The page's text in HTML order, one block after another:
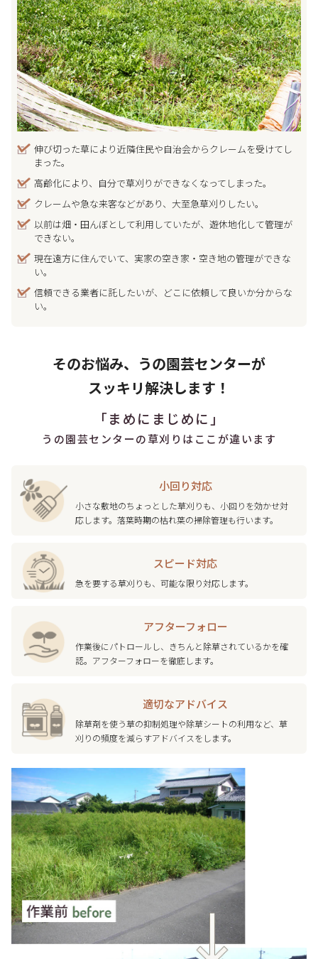
伸び切った草により近隣住民や自治会からクレームを受けてし
まった。
高齢化により、自分で草刈りができなくなってしまった。
クレームや急な来客などがあり、大至急草刈りしたい。
以前は畑・田んぼとして利用していたが、遊休地化して管理が
できない。
現在遠方に住んでいて、実家の空き家・空き地の管理ができな
い。
信頼できる業者に託したいが、どこに依頼して良いか分からな
い。
そのお悩み、うの園芸センターが
スッキリ解決します！
「まめにまじめに」
うの園芸センターの草刈りはここが違います
小回り対応
小さな敷地のちょっとした草刈りも、小回りを効かせ対
応します。落葉時期の枯れ葉の掃除管理も行います。
スピード対応
急を要する草刈りも、可能な限り対応します。
アフターフォロー
作業後にパトロールし、きちんと除草されているかを確
認。アフターフォローを徹底します。
適切なアドバイス
除草剤を使う草の抑制処理や除草シートの利用など、草
刈りの頻度を減らすアドバイスをします。